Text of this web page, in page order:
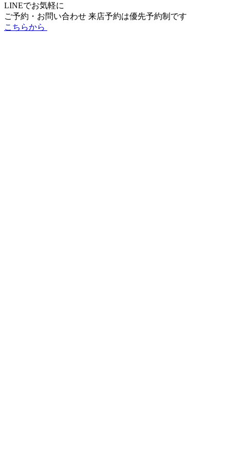
LINEでお気軽に
ご予約・お問い合わせ 来店予約は優先予約制 です
こちらから